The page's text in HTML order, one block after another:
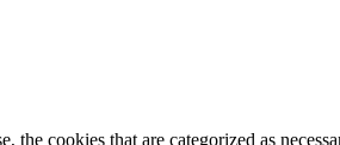
cookies that are categorized as